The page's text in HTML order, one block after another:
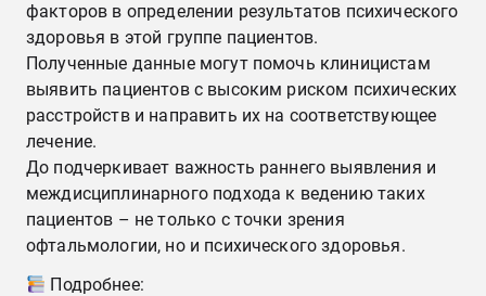
факторов в определении результатов психического
здоровья в этой группе пациентов.
Полученные данные могут помочь клиницистам
выявить пациентов с высоким риском психических
расстройств и направить их на соответствующее
лечение.
До подчеркивает важность раннего выявления и
междисциплинарного подхода к ведению таких
пациентов – не только с точки зрения
офтальмологии, но и психического здоровья.
Подробнее: